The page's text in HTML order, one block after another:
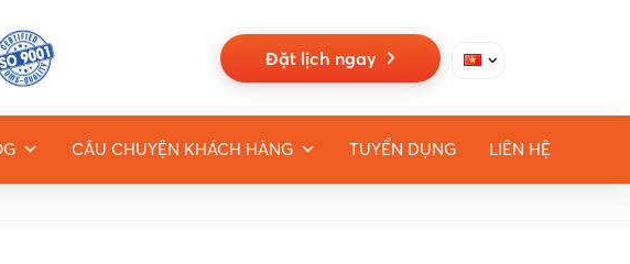
Đặt lịch ngay
CÂU CHUYỆN KHÁCH HÀNG TUYỂN DỤNG LIÊN HỆ